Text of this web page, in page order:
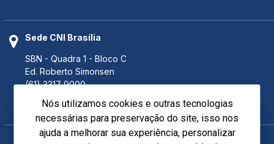
Sede CNI Brasília
SBN - Quadra 1 - Bloco C
Ed. Roberto Simonsen
(61) 3317 9000
Brasília - DF CEP 70040-903
Nós utilizamos cookies e outras tecnologias
necessárias para preservação do site, isso nos
ajuda a melhorar sua experiência, personalizar